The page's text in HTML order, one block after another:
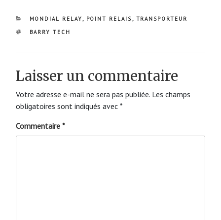
CATÉGORIES
MONDIAL RELAY , POINT RELAIS , TRANSPORTEUR
ÉTIQUETTES
BARRY TECH
Laisser un commentaire
Votre adresse e-mail ne sera pas publiée. Les champs
obligatoires sont indiqués avec *
Commentaire *